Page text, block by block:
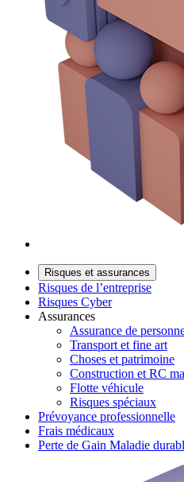
Risques et assurances
Risques de l’entreprise
Risques Cyber
Assurances
Assurance de
Transport et fine art
Choses et patrimoine
Construction et RC
Flotte véhicule
Risques spéciaux
Prévoyance professionnelle
Frais médicaux
Perte de Gain Maladie